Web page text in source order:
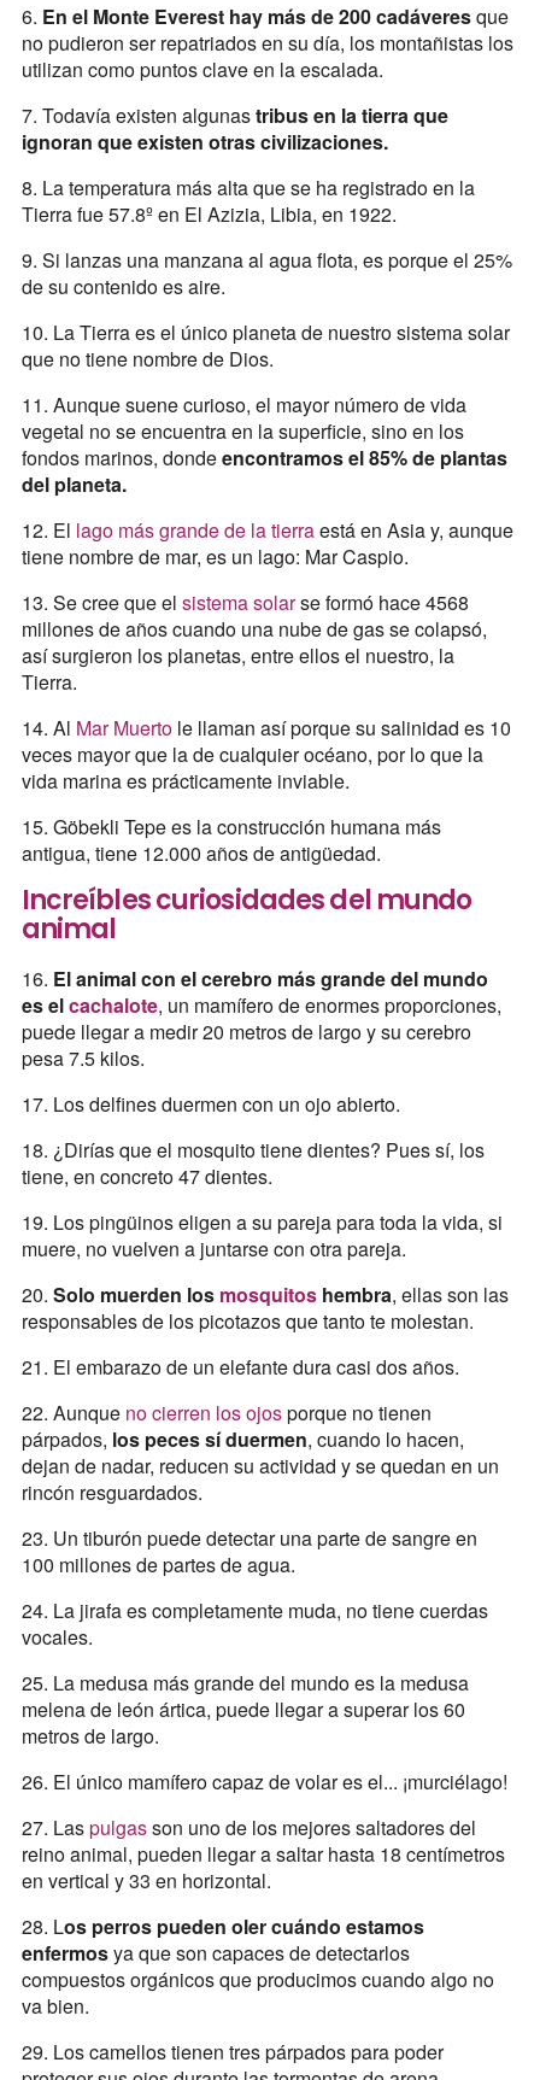
6. En el Monte Everest hay más de 200 cadáveresque
no pudieron ser repatriados en su día, los montañistas los
utilizan como puntos clave en la escalada.
7. Todavía existen algunastribus en la tierra que
ignoran que existen otras civilizaciones.
8. La temperatura más alta que se ha registrado en la
Tierra fue 57.8º en El Azizia, Libia, en 1922.
9. Si lanzas una manzana al agua flota, es porque el 25%
de su contenido es aire.
10. La Tierra es el único planeta de nuestro sistema solar
que no tiene nombre de Dios.
11. Aunque suene curioso, el mayor número de vida
vegetal no se encuentra en la superficie, sino en los
fondos marinos, dondeencontramos el 85% de plantas
del planeta.
12. El lago más grande de la tierraestá en Asia y, aunque
tiene nombre de mar, es un lago: Mar Caspio.
13. Se cree que el sistema solarse formó hace 4568
millones de años cuando una nube de gas se colapsó,
así surgieron los planetas, entre ellos el nuestro, la
Tierra.
14. Al Mar Muertole llaman así porque su salinidad es 10
veces mayor que la de cualquier océano, por lo que la
vida marina es prácticamente inviable.
15. Göbekli Tepe es la construcción humana más
antigua, tiene 12.000 años de antigüedad.
Increíbles curiosidades del mundo
animal
16. El animal con el cerebro más grande del mundo
es elcachalote, un mamífero de enormes proporciones,
puede llegar a medir 20 metros de largo y su cerebro
pesa 7.5 kilos.
17. Los delfines duermen con un ojo abierto.
18. ¿Dirías que el mosquito tiene dientes? Pues sí, los
tiene, en concreto 47 dientes.
19. Los pingüinos eligen a su pareja para toda la vida, si
muere, no vuelven a juntarse con otra pareja.
20. Solo muerden los mosquitos hembra, ellas son las
responsables de los picotazos que tanto te molestan.
21. El embarazo de un elefante dura casi dos años.
22. Aunque no cierren los ojosporque no tienen
párpados, los peces sí duermen, cuando lo hacen,
dejan de nadar, reducen su actividad y se quedan en un
rincón resguardados.
23. Un tiburón puede detectar una parte de sangre en
100 millones de partes de agua.
24. La jirafa es completamente muda, no tiene cuerdas
vocales.
25. La medusa más grande del mundo es la medusa
melena de león ártica, puede llegar a superar los 60
metros de largo.
26. El único mamífero capaz de volar es el... ¡murciélago!
27. Laspulgasson uno de los mejores saltadores del
reino animal, pueden llegar a saltar hasta 18 centímetros
en vertical y 33 en horizontal.
28. Los perros pueden oler cuándo estamos
enfermosya que son capaces de detectarlos
compuestos orgánicos que producimos cuando algo no
va bien.
29. Los camellos tienen tres párpados para poder